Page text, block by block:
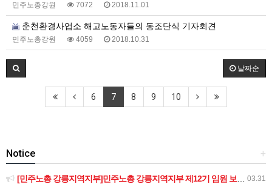
민주노총강원 7072 2018.11.01
춘천환경사업소 해고노동자들의 동조단식 기자회견
민주노총강원 4059 2018.10.31
날짜순
6 7 8 9 10
+
Notice
03.31
[민주노총 강릉지역지부]민주노총 강릉지역지부 제12기 임원 보궐선거결과 공고